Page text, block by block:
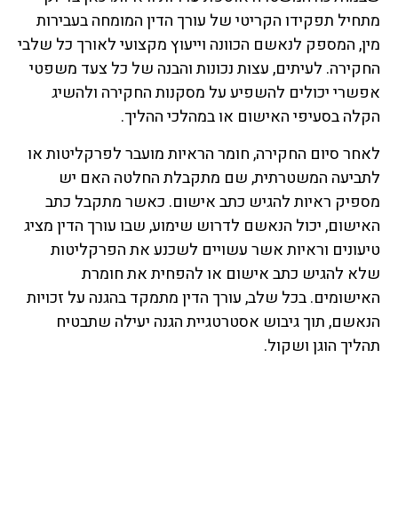
מתחיל תפקידו הקריטי של עורך הדין המומחה בעבירות
מין, המספק לנאשם הכוונה וייעוץ מקצועי לאורך כל שלבי
החקירה. לעיתים, עצות נכונות והבנה של כל צעד משפטי
אפשרי יכולים להשפיע על מסקנות החקירה ולהשיג
הקלה בסעיפי האישום או במהלכי ההליך.
לאחר סיום החקירה, חומר הראיות מועבר לפרקליטות או
לתביעה המשטרתית, שם מתקבלת החלטה האם יש
מספיק ראיות להגיש כתב אישום. כאשר מתקבל כתב
האישום, יכול הנאשם לדרוש שימוע, שבו עורך הדין מציג
טיעונים וראיות אשר עשויים לשכנע את הפרקליטות
שלא להגיש כתב אישום או להפחית את חומרת
האישומים. בכל שלב, עורך הדין מתמקד בהגנה על זכויות
הנאשם, תוך גיבוש אסטרטגיית הגנה יעילה שתבטיח
תהליך הוגן ושקול.